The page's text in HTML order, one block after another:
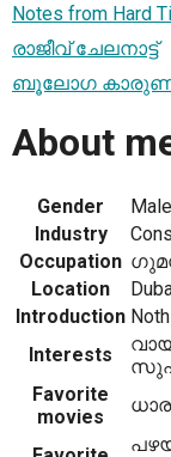
Notes from Hard
രാജീവ്‌ ചേലനാട്ട്‌
ബൂലോഗ
About
Gender
Male
Industry
Occupation
Location
Introduction
Interests
Favorite
movies